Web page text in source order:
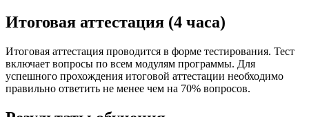
Итоговая аттестация (4 часа)
Итоговая аттестация проводится в форме тестирования. Тест
включает вопросы по всем модулям программы. Для
успешного прохождения итоговой аттестации необходимо
правильно ответить не менее чем на 70% вопросов.